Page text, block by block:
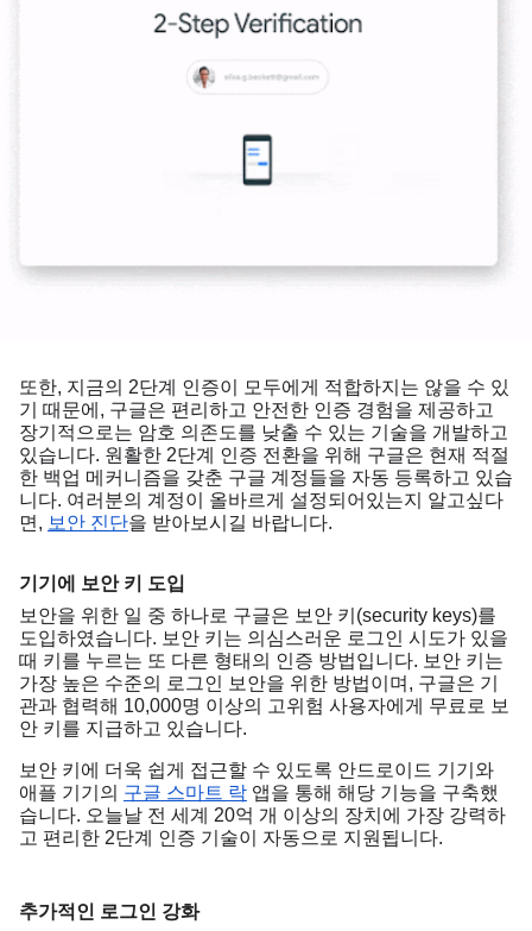
또한, 지금의 2단계 인증이 모두에게 적합하지는 않을 수 있
기 때문에, 구글은 편리하고 안전한 인증 경험을 제공하고
장기적으로는 암호 의존도를 낮출 수 있는 기술을 개발하고
있습니다. 원활한 2단계 인증 전환을 위해 구글은 현재 적절
한 백업 메커니즘을 갖춘 구글 계정들을 자동 등록하고 있습
니다. 여러분의 계정이 올바르게 설정되어있는지 알고싶다
면, 보안 진단을 받아보시길 바랍니다.
기기에 보안 키 도입
보안을 위한 일 중 하나로 구글은 보안 키(security keys)를
도입하였습니다. 보안 키는 의심스러운 로그인 시도가 있을
때 키를 누르는 또 다른 형태의 인증 방법입니다. 보안 키는
가장 높은 수준의 로그인 보안을 위한 방법이며, 구글은 기
관과 협력해 10,000명 이상의 고위험 사용자에게 무료로 보
안 키를 지급하고 있습니다.
보안 키에 더욱 쉽게 접근할 수 있도록 안드로이드 기기와
애플 기기의 구글 스마트 락 앱을 통해 해당 기능을 구축했
습니다. 오늘날 전 세계 20억 개 이상의 장치에 가장 강력하
고 편리한 2단계 인증 기술이 자동으로 지원됩니다.
추가적인 로그인 강화